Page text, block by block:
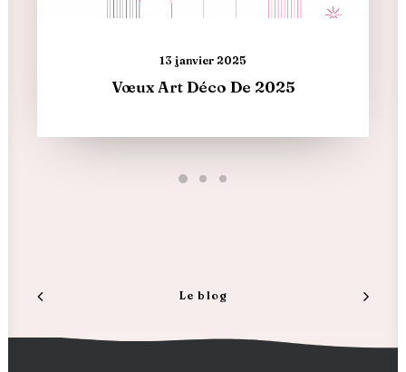
13 janvier 2025
Vœux Art Déco De 2025
Le blog